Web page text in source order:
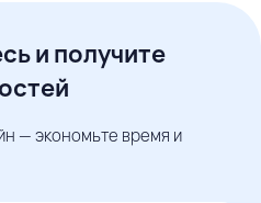
и получите
— экономьте время и